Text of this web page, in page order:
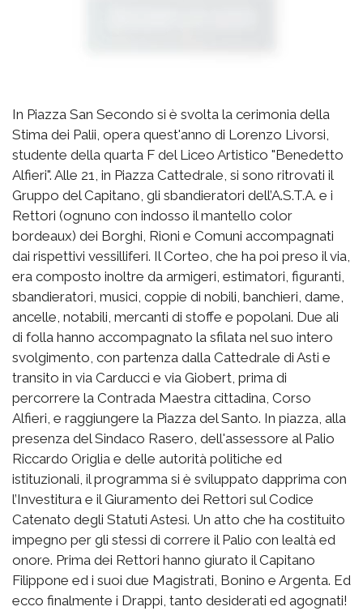
In Piazza San Secondo si è svolta la cerimonia della
Stima dei Palii, opera quest'anno di Lorenzo Livorsi,
studente della quarta F del Liceo Artistico "Benedetto
Alfieri". Alle 21, in Piazza Cattedrale, si sono ritrovati il
Gruppo del Capitano, gli sbandieratori dell’A.S.T.A. e i
Rettori (ognuno con indosso il mantello color
bordeaux) dei Borghi, Rioni e Comuni accompagnati
dai rispettivi vessilliferi. Il Corteo, che ha poi preso il via,
era composto inoltre da armigeri, estimatori, figuranti,
sbandieratori, musici, coppie di nobili, banchieri, dame,
ancelle, notabili, mercanti di stoffe e popolani. Due ali
di folla hanno accompagnato la sfilata nel suo intero
svolgimento, con partenza dalla Cattedrale di Asti e
transito in via Carducci e via Giobert, prima di
percorrere la Contrada Maestra cittadina, Corso
Alfieri, e raggiungere la Piazza del Santo. In piazza, alla
presenza del Sindaco Rasero, dell'assessore al Palio
Riccardo Origlia e delle autorità politiche ed
istituzionali, il programma si è sviluppato dapprima con
l’Investitura e il Giuramento dei Rettori sul Codice
Catenato degli Statuti Astesi. Un atto che ha costituito
impegno per gli stessi di correre il Palio con lealtà ed
onore. Prima dei Rettori hanno giurato il Capitano
Filippone ed i suoi due Magistrati, Bonino e Argenta. Ed
ecco finalmente i Drappi, tanto desiderati ed agognati!